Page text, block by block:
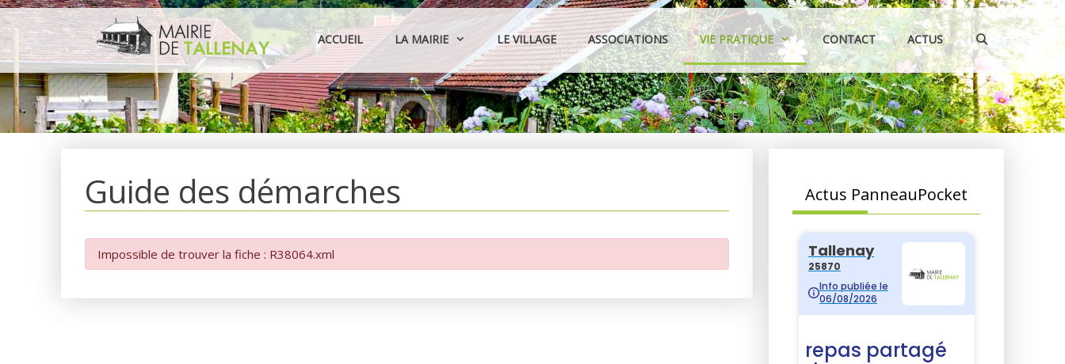
Aller
au
contenu
ACCUEIL LA MAIRIE LE VILLAGE ASSOCIATIONS VIE PRATIQUE CONTACT ACTUS
Guide des démarches
Impossible de trouver la fiche : R38064.xml
Actus PanneauPocket